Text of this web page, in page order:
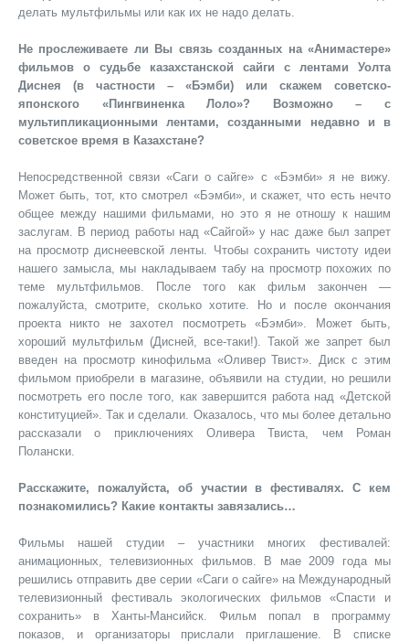
делать мультфильмы или как их не надо делать.
Не прослеживаете ли Вы связь созданных на «Анимастере»
фильмов о судьбе казахстанской сайги с лентами Уолта
Диснея (в частности – «Бэмби) или скажем советско-
японского «Пингвиненка Лоло»? Возможно – с
мультипликационными лентами, созданными недавно и в
советское время в Казахстане?
Непосредственной связи «Саги о сайге» с «Бэмби» я не вижу.
Может быть, тот, кто смотрел «Бэмби», и скажет, что есть нечто
общее между нашими фильмами, но это я не отношу к нашим
заслугам. В период работы над «Сайгой» у нас даже был запрет
на просмотр диснеевской ленты. Чтобы сохранить чистоту идеи
нашего замысла, мы накладываем табу на просмотр похожих по
теме мультфильмов. После того как фильм закончен —
пожалуйста, смотрите, сколько хотите. Но и после окончания
проекта никто не захотел посмотреть «Бэмби». Может быть,
хороший мультфильм (Дисней, все-таки!). Такой же запрет был
введен на просмотр кинофильма «Оливер Твист». Диск с этим
фильмом приобрели в магазине, объявили на студии, но решили
посмотреть его после того, как завершится работа над «Детской
конституцией». Так и сделали. Оказалось, что мы более детально
рассказали о приключениях Оливера Твиста, чем Роман
Полански.
Расскажите, пожалуйста, об участии в фестивалях. С кем
познакомились? Какие контакты завязались…
Фильмы нашей студии – участники многих фестивалей:
анимационных, телевизионных фильмов. В мае 2009 года мы
решились отправить две серии «Саги о сайге» на Международный
телевизионный фестиваль экологических фильмов «Спасти и
сохранить» в Ханты-Мансийск. Фильм попал в программу
показов, и организаторы прислали приглашение. В списке